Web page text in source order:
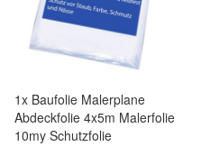
1x Baufolie Malerplane
Abdeckfolie 4x5m Malerfolie
10my Schutzfolie